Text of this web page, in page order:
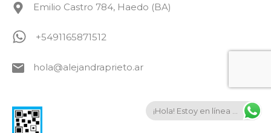
Emilio Castro 784, Haedo (BA)
+5491165871512
hola@alejandraprieto.ar
¡Hola! Estoy en línea ...